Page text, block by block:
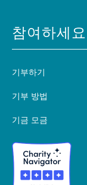
참여하세요
기부하기
기부 방법
기금 모금